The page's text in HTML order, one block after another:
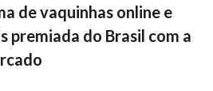
de vaquinhas online e
premiada do Brasil com a